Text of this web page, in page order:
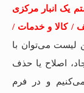
یک انبار مرکزی
/ کالا و خدمات /
لیست می‌توان با
اصلاح یا حذف
و در فرم